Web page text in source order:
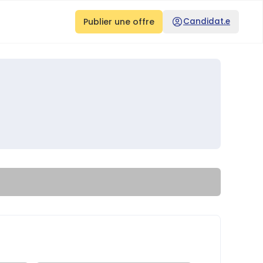
Publier une offre Candidat.e